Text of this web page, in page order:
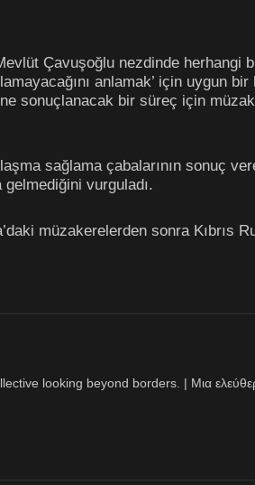
Çavuşoğlu nezdinde
anlamak’ için uygun
sonuçlanacak bir süreç için
sağlama çabalarının sonuç
vurguladı.
müzakerelerden sonra Kıbrıs
looking beyond borders. | Μια